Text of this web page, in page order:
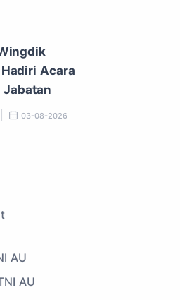
Acara
Jabatan
03-08-2026
AU
AU